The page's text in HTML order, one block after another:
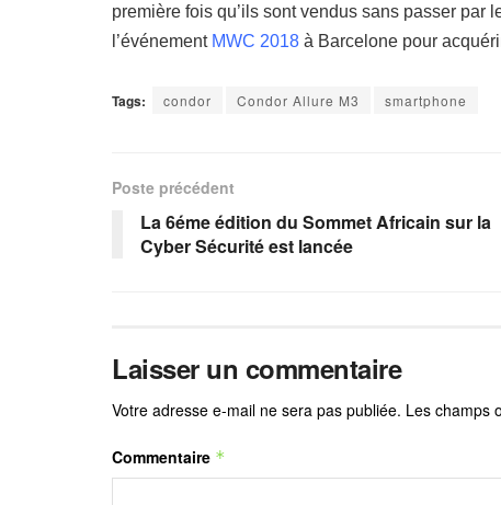
première fois qu’ils sont vendus sans passer
l’événement MWC 2018 à Barcelone pour
Tags: condor Condor Allure M3 smartphone
Poste précédent
La 6éme édition du Sommet Africain sur la
Cyber Sécurité est lancée
Laisser un commentaire
Votre adresse e-mail ne sera pas publiée. Les champs
Commentaire *